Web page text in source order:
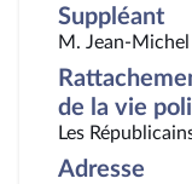
Suppléant
M. Jean-
de la vie
Les
Adresse